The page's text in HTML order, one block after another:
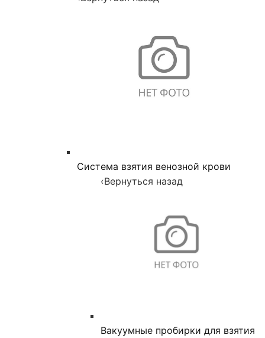
Система взятия венозной крови
‹Вернуться назад
Вакуумные пробирки для взятия